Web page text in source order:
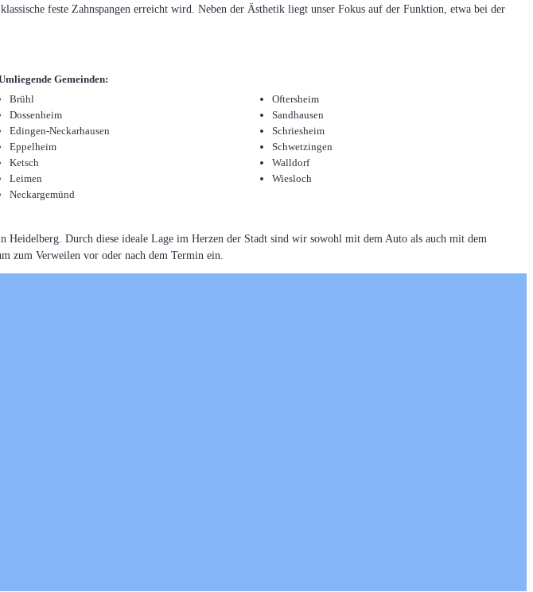
feste Zahnspangen erreicht wird. Neben der Ästhetik liegt unser Fokus auf der Funktion, etwa bei der
Gemeinden:
Brühl
Dossenheim
Edingen-Neckarhausen
Eppelheim
Ketsch
Leimen
Neckargemünd
Oftersheim
Sandhausen
Schriesheim
Schwetzingen
Walldorf
Wiesloch
Durch diese ideale Lage im Herzen der Stadt sind wir sowohl mit dem Auto als auch mit dem
zum Verweilen vor oder nach dem Termin ein.